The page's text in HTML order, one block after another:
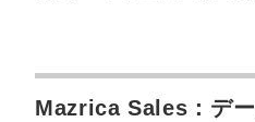
Mazrica Sales：デー